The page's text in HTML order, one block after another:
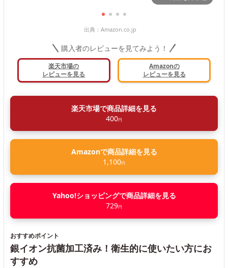
出典： Amazon.co.jp
購入者のレビューを見てみよう！
楽天市場の
レビューを見る
Amazonの
レビューを見る
楽天市場で商品詳細を見る
400円
Amazonで商品詳細を見る
1,100円
Yahoo!ショッピングで商品詳細を見る
729円
おすすめポイント
銀イオン抗菌加工済み！衛生的に使いたい方にお
すすめ